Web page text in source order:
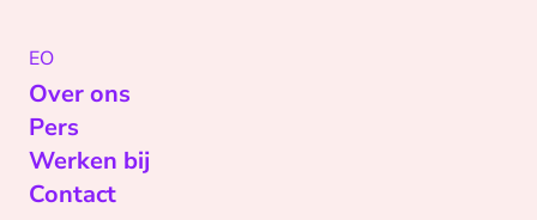
EO
Over ons
Pers
Werken bij
Contact